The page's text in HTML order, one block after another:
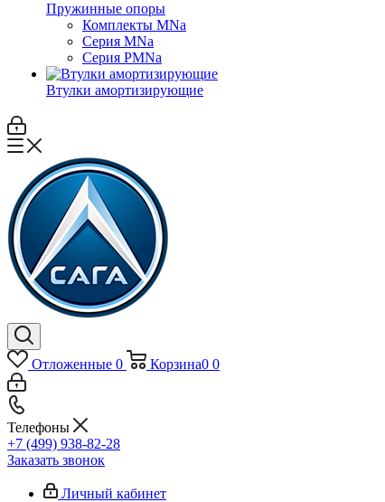
Пружинные опоры
Комплекты MNa
Серия MNa
Серия PMNa
Втулки амортизирующие
Отложенные 0 Корзина0 0
Телефоны
+7 (499) 938-82-28
Заказать звонок
Личный кабинет